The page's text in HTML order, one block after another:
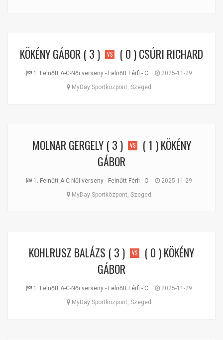
KÖKÉNY GÁBOR ( 3 ) VS ( 0 )CSÚRI RICHARD
1. Felnőtt A-C-Női verseny - Felnőtt Férfi - C
2025-11-29
MyDay Sportközpont, Szeged
MOLNAR GERGELY( 3 ) VS ( 1 )KÖKÉNY
GÁBOR
1. Felnőtt A-C-Női verseny - Felnőtt Férfi - C
2025-11-29
MyDay Sportközpont, Szeged
KOHLRUSZ BALÁZS ( 3 ) VS ( 0 )KÖKÉNY
GÁBOR
1. Felnőtt A-C-Női verseny - Felnőtt Férfi - C
2025-11-29
MyDay Sportközpont, Szeged